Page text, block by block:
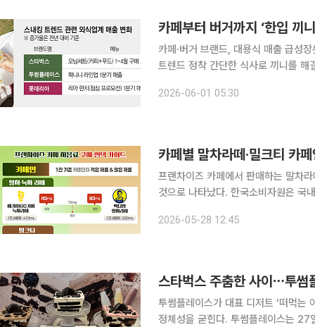
카페·버거 브랜드, 대용식 매출 급성
트렌드 정착 간단한 식사로 끼니를 해결하는 ‘스내킹(snacking)’ 문화가 확산하면서 외식·식품업
2026-06-01 05:30
카페별 말차라떼·밀크티 카
프랜차이즈 카페에서 판매하는 말차
것으로 나타났다. 한국소비자원은 국내 주요 프랜차이즈 카페 6개 브랜드의 말차·녹차라떼 6종과
다. 조사 결과, 시험대상 12개 제품 1
2026-05-28 12:45
스타벅스 주춤한 사이⋯투썸
투썸플레이스가 대표 디저트 ‘떠먹는
정체성을 굳힌다. 투썸플레이스는 27일 서울 영등포구 국회의사당역점에서 ‘아박’ 미디어 품평회를